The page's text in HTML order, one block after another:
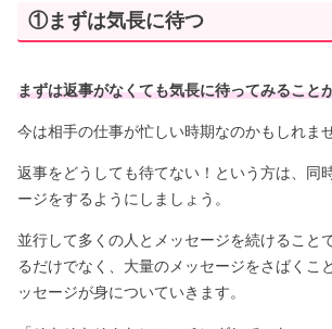
①まずは気長に待つ
まずは返事がなくても気長に待ってみること
今は相手の仕事が忙しい時期なのかもしれま
返事をどうしても待てない！という方は、同
ージをするようにしましょう。
並行して多くの人とメッセージを続けること
るだけでなく、大量のメッセージをさばくこ
ッセージが身についていきます。